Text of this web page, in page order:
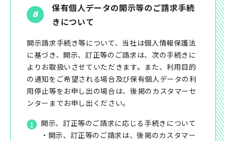
保有個人データの開示等のご請求手続
きについて
開示請求手続き等について、当社は個人情報保護法
に基づき、開示、訂正等のご請求は、次の手続きに
よりお取扱いさせていただきます。また、利用目的
の通知をご希望される場合及び保有個人データの利
用停止等をお申し出の場合は、後掲のカスタマーセ
ンターまでお申し出ください。
開示、訂正等のご請求に応じる手続きについて
・開示、訂正等のご請求は、後掲のカスタマー